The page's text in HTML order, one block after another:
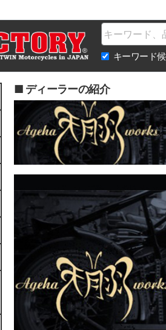
Name
キーワード
■ ディーラーの紹介